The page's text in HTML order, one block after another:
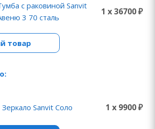
с раковиной Sanvit
3 70 сталь
1 x 36700 ₽
товар
Зеркало Sanvit Соло 1 x 9900 ₽